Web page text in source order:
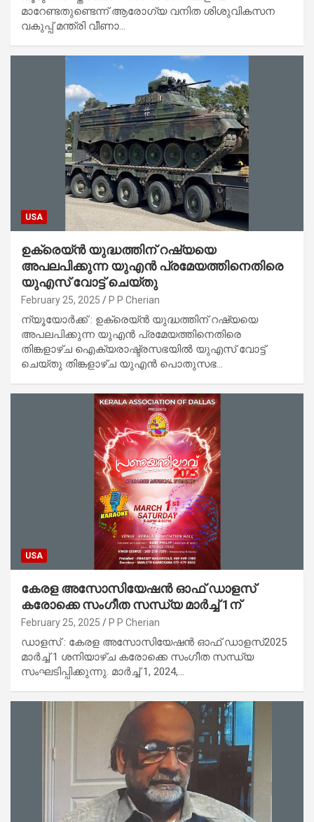
മാറേണ്ടതുണ്ടെന്ന് ആരോഗ്യ വനിത ശിശുവികസന
വകുപ്പ് മന്ത്രി വീണാ…
USA
ഉക്രെയ്ൻ യുദ്ധത്തിന് റഷ്യയെ
അപലപിക്കുന്ന യുഎൻ പ്രമേയത്തിനെതിരെ
യുഎസ് വോട്ട് ചെയ്തു
February 25, 2025 P P Cherian
ന്യൂയോർക്ക് : ഉക്രെയ്ൻ യുദ്ധത്തിന് റഷ്യയെ
അപലപിക്കുന്ന യുഎൻ പ്രമേയത്തിനെതിരെ
തിങ്കളാഴ്ച ഐക്യരാഷ്ട്രസഭയിൽ യുഎസ് വോട്ട്
ചെയ്തു തിങ്കളാഴ്ച യുഎൻ പൊതുസഭ…
USA
കേരള അസോസിയേഷൻ ഓഫ് ഡാളസ്
കരോക്കെ സംഗീത സന്ധ്യ മാർച്ച് 1ന്
February 25, 2025 P P Cherian
ഡാളസ് : കേരള അസോസിയേഷൻ ഓഫ് ഡാളസ്2025
മാർച്ച് 1 ശനിയാഴ്ച കരോക്കെ സംഗീത സന്ധ്യ
സംഘടിപ്പിക്കുന്നു. മാർച്ച് 1, 2024,…